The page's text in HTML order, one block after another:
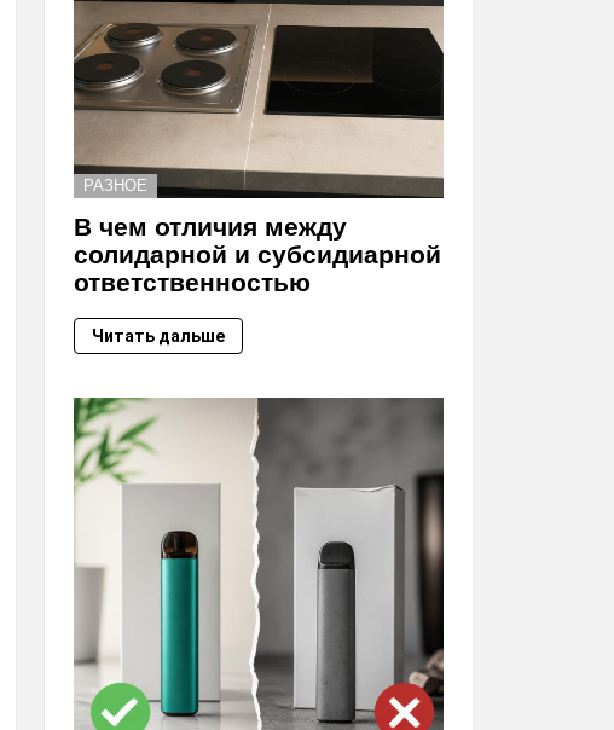
РАЗНОЕ
В чем отличия между
солидарной и субсидиарной
ответственностью
Читать дальше